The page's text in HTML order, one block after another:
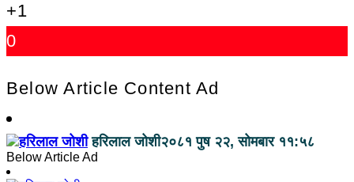
+1
0
Below Article Content Ad
हरिलाल जोशी२०८१ पुष २२, सोमबार ११:५८
Below Article Ad